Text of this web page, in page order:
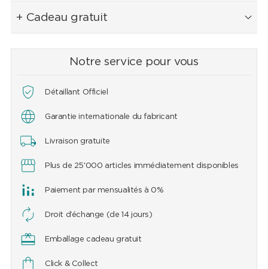
+ Cadeau gratuit
Notre service pour vous
Détaillant Officiel
Garantie internationale du fabricant
Livraison gratuite
Plus de 25'000 articles immédiatement disponibles
Paiement par mensualités à 0%
Droit d’échange (de 14 jours)
Emballage cadeau gratuit
Click & Collect